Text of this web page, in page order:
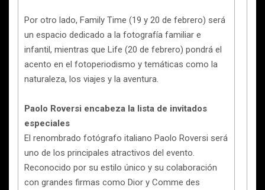
Por otro lado, Family Time (19 y 20 de febrero) será
un espacio dedicado a la fotografía familiar e
infantil, mientras que Life (20 de febrero) pondrá el
acento en el fotoperiodismo y temáticas como la
naturaleza, los viajes y la aventura.
Paolo Roversi encabeza la lista de invitados
especiales
El renombrado fotógrafo italiano Paolo Roversi será
uno de los principales atractivos del evento.
Reconocido por su estilo único y su colaboración
con grandes firmas como Dior y Comme des